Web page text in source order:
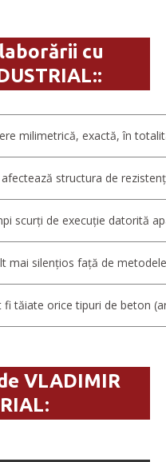
cu
milimetrică, exactă, în
structura de
scurți de execuție datorită
mai silențios față de
fi tăiate orice tipuri de beton
VLADIMIR